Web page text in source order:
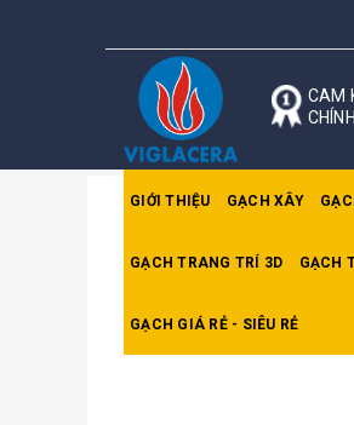
CAM
GIỚI THIỆU GẠCH XÂY
GẠCH TRANG TRÍ 3D GẠCH
GẠCH GIÁ RẺ - SIÊU RẺ
Trang chủ Ngói Gốm